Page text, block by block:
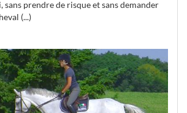
sans prendre de risque et sans demander
(...)